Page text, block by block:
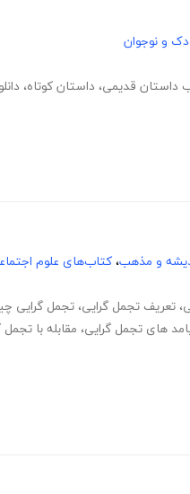
و نوجوان
داستان قدیمی، داستان کوتاه،
و مذهب، کتاب‌های علوم
، تعریف تجمل گرایی، تجمل گرایی
های تجمل گرایی، مقابله با تجمل